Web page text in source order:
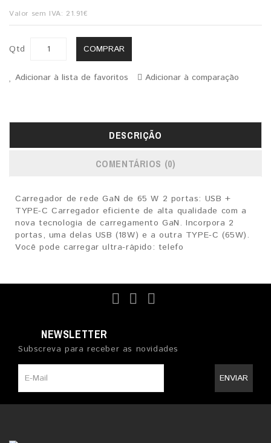
Valor sem IVA: 21.91€
Qtd COMPRAR
Adicionar à lista de favoritos Adicionar à comparação
DESCRIÇÃO
COMENTÁRIOS (0)
Carregador de rede GaN de 65 W 2 portas: USB +
TYPE-C Carregador eficiente de alta qualidade com a
nova tecnologia de carregamento GaN. Incorpora 2
portas, uma delas USB (18W) e a outra TYPE-C (65W).
Você pode carregar ultra-rápido: telefo
NEWSLETTER
Subscreva para receber as novidades
ENVIAR